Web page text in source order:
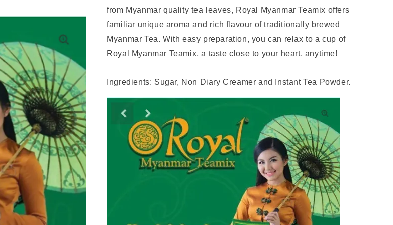
from Myanmar quality tea leaves, Royal Myanmar Teamix offers
familiar unique aroma and rich flavour of traditionally brewed
Myanmar Tea. With easy preparation, you can relax to a cup of
Royal Myanmar Teamix, a taste close to your heart, anytime!
Ingredients: Sugar, Non Diary Creamer and Instant Tea Powder.